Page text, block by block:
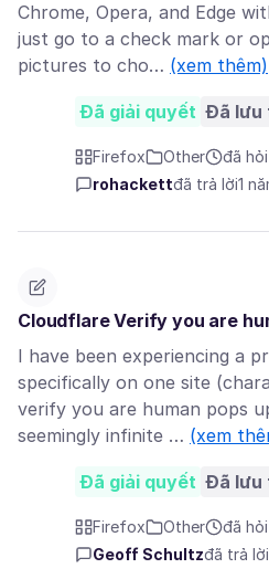
Chrome, Opera, and Edge
just go to a check mark or
pictures to cho… (xem thêm)
Đã giải quyết Đã lưu
Firefox Other
đã
rohackettđã trả lời1
Cloudflare Verify you are
I have been experiencing a
specifically on one site
verify you are human pops
seemingly infinite … (xem
Đã giải quyết Đã lưu
Firefox Other
đã
Geoff Schultzđã trả lời